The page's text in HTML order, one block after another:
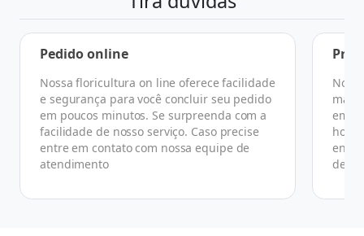
Pedido online
Nossa floricultura on line oferece facilidade
e segurança para você concluir seu pedido
em poucos minutos. Se surpreenda com a
facilidade de nosso serviço. Caso precise
entre em contato com nossa equipe de
atendimento
No
em
de